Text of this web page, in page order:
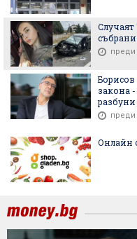
преди
закона
разбуни
преди
Онлайн